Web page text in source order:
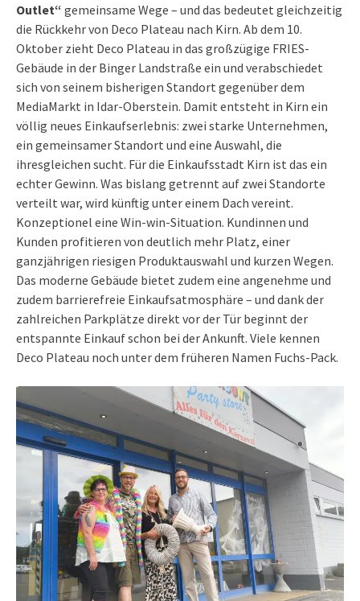
Outlet“ gemeinsame Wege – und das bedeutet gleichzeitig
die Rückkehr von Deco Plateau nach Kirn. Ab dem 10.
Oktober zieht Deco Plateau in das großzügige FRIES-
Gebäude in der Binger Landstraße ein und verabschiedet
sich von seinem bisherigen Standort gegenüber dem
MediaMarkt in Idar-Oberstein. Damit entsteht in Kirn ein
völlig neues Einkaufserlebnis: zwei starke Unternehmen,
ein gemeinsamer Standort und eine Auswahl, die
ihresgleichen sucht. Für die Einkaufsstadt Kirn ist das ein
echter Gewinn. Was bislang getrennt auf zwei Standorte
verteilt war, wird künftig unter einem Dach vereint.
Konzeptionel eine Win-win-Situation. Kundinnen und
Kunden profitieren von deutlich mehr Platz, einer
ganzjährigen riesigen Produktauswahl und kurzen Wegen.
Das moderne Gebäude bietet zudem eine angenehme und
zudem barrierefreie Einkaufsatmosphäre – und dank der
zahlreichen Parkplätze direkt vor der Tür beginnt der
entspannte Einkauf schon bei der Ankunft. Viele kennen
Deco Plateau noch unter dem früheren Namen Fuchs-Pack.